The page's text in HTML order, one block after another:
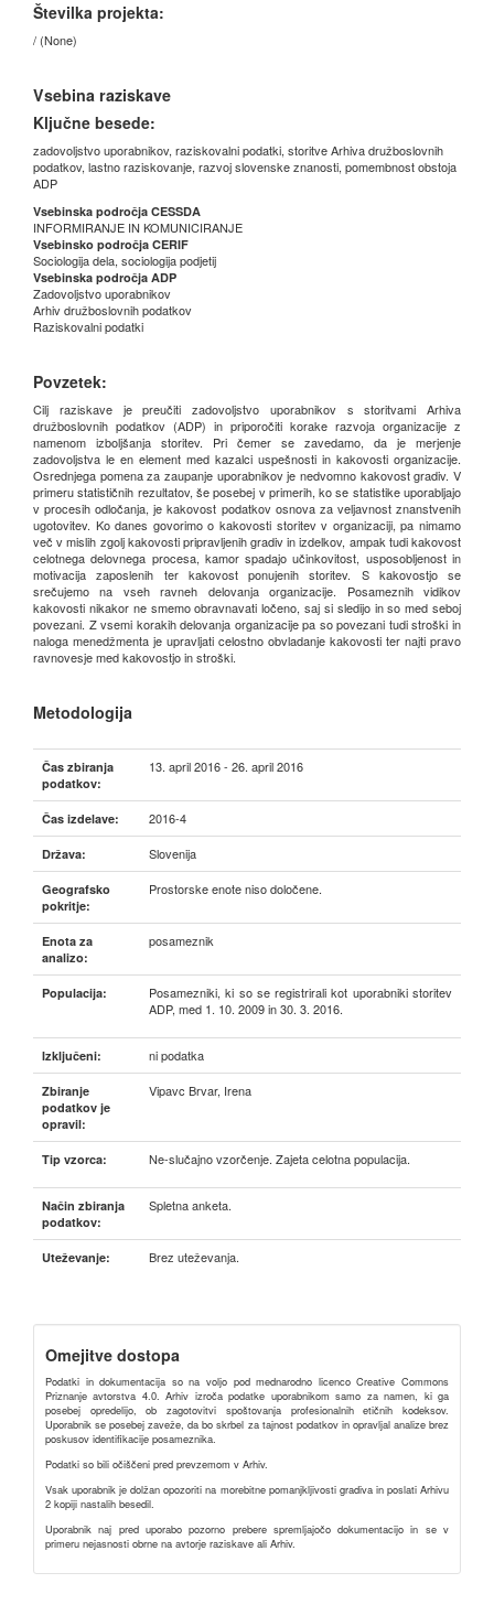
Številka projekta:
/ (None)
Vsebina raziskave
Ključne besede:
zadovoljstvo uporabnikov, raziskovalni podatki, storitve Arhiva družboslovnih
podatkov, lastno raziskovanje, razvoj slovenske znanosti, pomembnost obstoja
ADP
Vsebinska področja CESSDA
INFORMIRANJE IN KOMUNICIRANJE
Vsebinsko področja CERIF
Sociologija dela, sociologija podjetij
Vsebinska področja ADP
Zadovoljstvo uporabnikov
Arhiv družboslovnih podatkov
Raziskovalni podatki
Povzetek:
Cilj raziskave je preučiti zadovoljstvo uporabnikov s storitvami Arhiva
družboslovnih podatkov (ADP) in priporočiti korake razvoja organizacije z
namenom izboljšanja storitev. Pri čemer se zavedamo, da je merjenje
zadovoljstva le en element med kazalci uspešnosti in kakovosti organizacije.
Osrednjega pomena za zaupanje uporabnikov je nedvomno kakovost gradiv. V
primeru statističnih rezultatov, še posebej v primerih, ko se statistike uporabljajo
v procesih odločanja, je kakovost podatkov osnova za veljavnost znanstvenih
ugotovitev. Ko danes govorimo o kakovosti storitev v organizaciji, pa nimamo
več v mislih zgolj kakovosti pripravljenih gradiv in izdelkov, ampak tudi kakovost
celotnega delovnega procesa, kamor spadajo učinkovitost, usposobljenost in
motivacija zaposlenih ter kakovost ponujenih storitev. S kakovostjo se
srečujemo na vseh ravneh delovanja organizacije. Posameznih vidikov
kakovosti nikakor ne smemo obravnavati ločeno, saj si sledijo in so med seboj
povezani. Z vsemi korakih delovanja organizacije pa so povezani tudi stroški in
naloga menedžmenta je upravljati celostno obvladanje kakovosti ter najti pravo
ravnovesje med kakovostjo in stroški.
Metodologija
Čas zbiranja
podatkov:
13. april 2016 - 26. april 2016
Čas izdelave: 2016-4
Država: Slovenija
Geografsko
pokritje:
Prostorske enote niso določene.
Enota za
analizo:
posameznik
Populacija:
Posamezniki, ki so se registrirali kot uporabniki storitev
ADP, med 1. 10. 2009 in 30. 3. 2016.
Izključeni: ni podatka
Zbiranje
podatkov je
opravil:
Vipavc Brvar, Irena
Tip vzorca: Ne-slučajno vzorčenje. Zajeta celotna populacija.
Način zbiranja
podatkov:
Spletna anketa.
Uteževanje: Brez uteževanja.
Omejitve dostopa
Podatki in dokumentacija so na voljo pod mednarodno licenco Creative Commons
Priznanje avtorstva 4.0. Arhiv izroča podatke uporabnikom samo za namen, ki ga
posebej opredelijo, ob zagotovitvi spoštovanja profesionalnih etičnih kodeksov.
Uporabnik se posebej zaveže, da bo skrbel za tajnost podatkov in opravljal analize brez
poskusov identifikacije posameznika.
Podatki so bili očiščeni pred prevzemom v Arhiv.
Vsak uporabnik je dolžan opozoriti na morebitne pomanjkljivosti gradiva in poslati Arhivu
2 kopiji nastalih besedil.
Uporabnik naj pred uporabo pozorno prebere spremljajočo dokumentacijo in se v
primeru nejasnosti obrne na avtorje raziskave ali Arhiv.